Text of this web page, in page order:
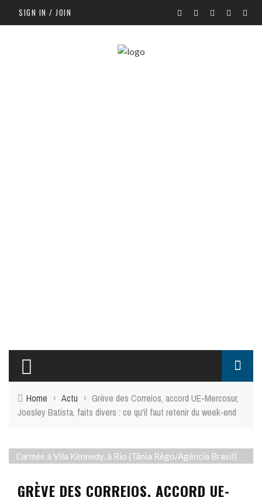
SIGN IN / JOIN
Home › Actu › Grève des Correios, accord UE-Mercosur,
Joesley Batista, faits divers : ce qu'il faut retenir du week-end
L'armée à Vila Kennedy, à Rio (Tânia Rêgo/Agência Brasil)
GRÈVE DES CORREIOS, ACCORD UE-